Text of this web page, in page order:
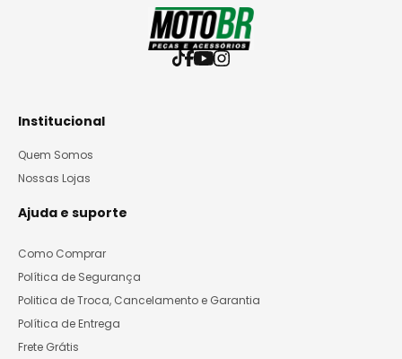
Institucional
Quem Somos
Nossas Lojas
Ajuda e suporte
Como Comprar
Política de Segurança
Politica de Troca, Cancelamento e Garantia
Política de Entrega
Frete Grátis